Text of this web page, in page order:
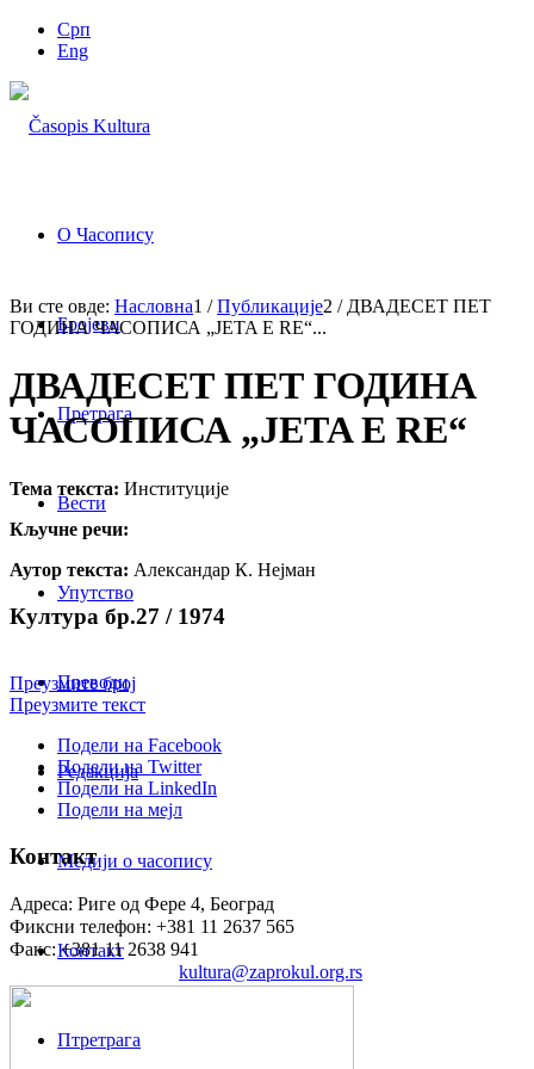
Срп
Eng
О Часопису
Бројеви
Претрага
Вести
Упутство
Преводи
Редакција
Медији о часопису
Контакт
Птретрага
Ви сте овде: Насловна1 / Публикације2 / ДВАДЕСЕТ ПЕТ
ГОДИНА ЧАСОПИСА „JETA E RE“...
ДВАДЕСЕТ ПЕТ ГОДИНА
ЧАСОПИСА „JETA E RE“
Тема текста: Институције
Кључне речи:
Аутор текста: Александар К. Нејман
Култура бр.27 / 1974
Преузмите број
Преузмите текст
Подели на Facebook
Подели на Twitter
Подели на LinkedIn
Подели на мејл
Контакт
Адреса: Риге од Фере 4, Београд
Фиксни телефон: +381 11 2637 565
Факс: +381 11 2638 941
kultura@zaprokul.org.rs